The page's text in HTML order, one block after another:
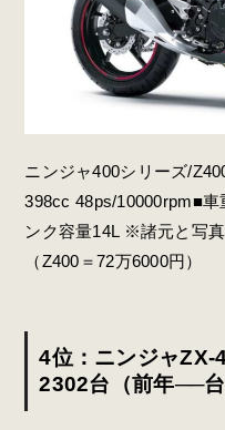
ニンジャ400シリーズ/
398cc 48ps/10000rpm■
ンク容量14L ※諸元と写
（Z400＝72万6000円）
4位：ニンジャZX-
2302台（前年──台